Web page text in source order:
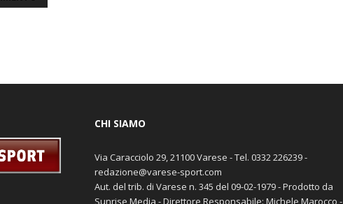
CHI SIAMO
Via Caracciolo 29, 21100 Varese - Tel. 0332 226239 -
redazione@varese-sport.com
Aut. del trib. di Varese n. 345 del 09-02-1979 - Prodotto da
Sunrise Media - Direttore Responsabile: Michele Marocco -